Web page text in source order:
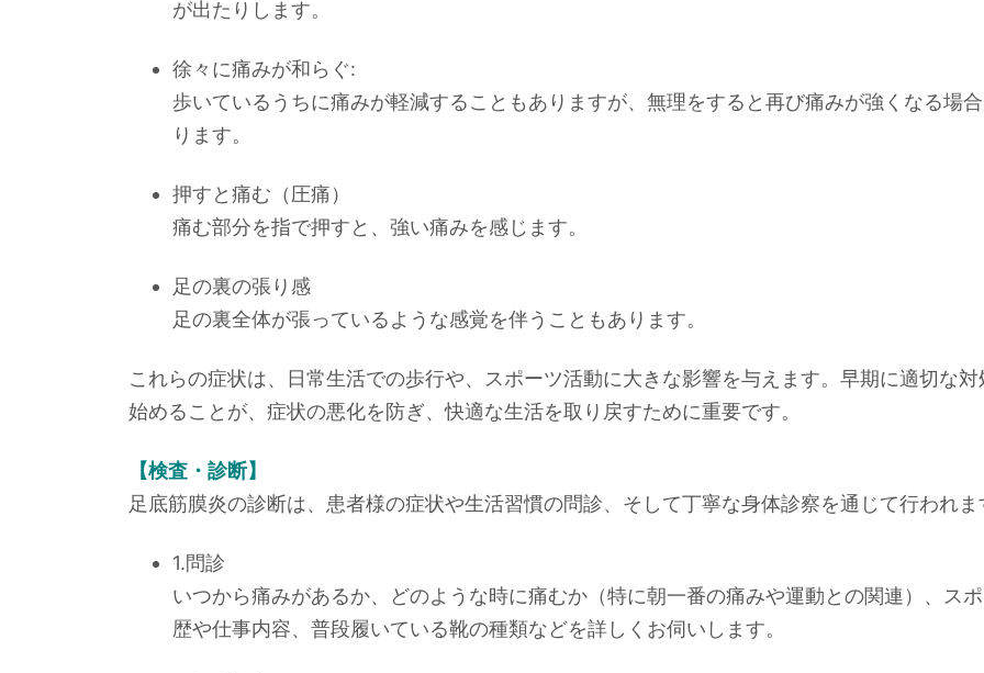
が出たりします。
徐々に痛みが和らぐ:
歩いているうちに痛みが軽減することもありますが、無理をすると再び痛みが強くなる場
ります。
押すと痛む（圧痛）
痛む部分を指で押すと、強い痛みを感じます。
足の裏の張り感
足の裏全体が張っているような感覚を伴うこともあります。
これらの症状は、日常生活での歩行や、スポーツ活動に大きな影響を与えます。早期に適切な対
始めることが、症状の悪化を防ぎ、快適な生活を取り戻すために重要です。
【検査・診断】
足底筋膜炎の診断は、患者様の症状や生活習慣の問診、そして丁寧な身体診察を通じて行われま
1.問診
いつから痛みがあるか、どのような時に痛むか（特に朝一番の痛みや運動との関連）、ス
歴や仕事内容、普段履いている靴の種類などを詳しくお伺いします。